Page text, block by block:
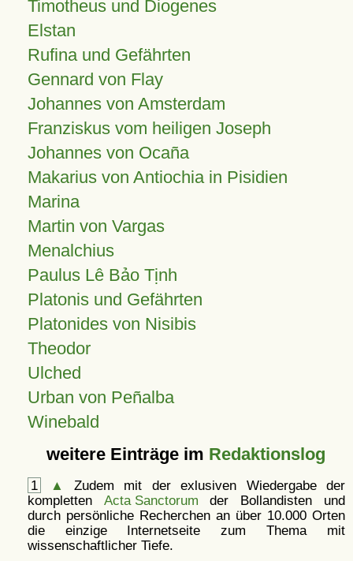
Timotheus und Diogenes
Elstan
Rufina und Gefährten
Gennard von Flay
Johannes von Amsterdam
Franziskus vom heiligen Joseph
Johannes von Ocaña
Makarius von Antiochia in Pisidien
Marina
Martin von Vargas
Menalchius
Paulus Lê Bảo Tịnh
Platonis und Gefährten
Platonides von Nisibis
Theodor
Ulched
Urban von Peñalba
Winebald
weitere Einträge im Redaktionslog
1 ▲
Zudem mit der exlusiven Wiedergabe der
kompletten Acta Sanctorum der Bollandisten und
durch persönliche Recherchen an über 10.000 Orten
die einzige Internetseite zum Thema mit
wissenschaftlicher Tiefe.